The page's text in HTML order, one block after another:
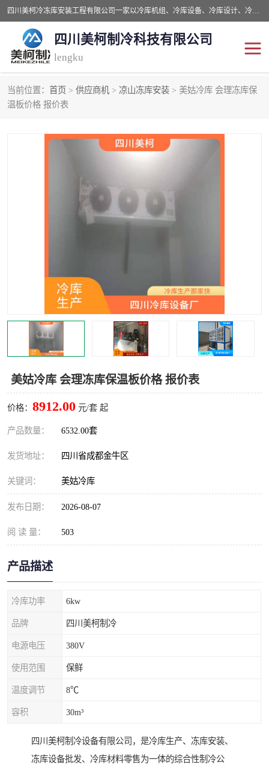
四川美柯冷冻库安装工程有限公司一家以冷库机组、冷库设备、冷库设计、冷冻库设备销售、冷库安装、冻库安装价格及技术服务为一体的综合企业，咨询热线：同等设备材料优惠10% 。公司各种类型安装组合式冷库、冷冻库、冷藏库、气调保鲜库、并提供成套设备供应、安装与调试、维护与维修、技术咨询、操作维修人员技术培训等
四川美柯制冷科技有限公司
lengku
当前位置： 首页 > 供应商机 > 凉山冻库安装 > 美姑冷库 会理冻库保
温板价格 报价表
美姑冷库 会理冻库保温板价格 报价表
价格： 8912.00 元/套 起
产品数量： 6532.00套
发货地址： 四川省成都金牛区
关键词： 美姑冷库
发布日期： 2026-08-07
阅 读 量： 503
产品描述
冷库功率 6kw
品牌 四川美柯制冷
电源电压 380V
使用范围 保鲜
温度调节 8℃
容积 30m³
四川美柯制冷设备有限公司，是冷库生产、冻库安装、
冻库设备批发、冷库材料零售为一体的综合性制冷公
冷库安装，冷库价格
成都冻库，成都冻库价格 绵阳冻库,绵阳保鲜冷库
价
南充冻库设计,南充冻库安 遂宁冻库
资阳冻库，资阳冻库安装 泸州冻库，泸州冷库
雅安冷库,雅安冻库
烘干冷链 冻库安装，小型冻库造价
内江冷库，内江冻库 宜宾冷库，宜宾冻库设备